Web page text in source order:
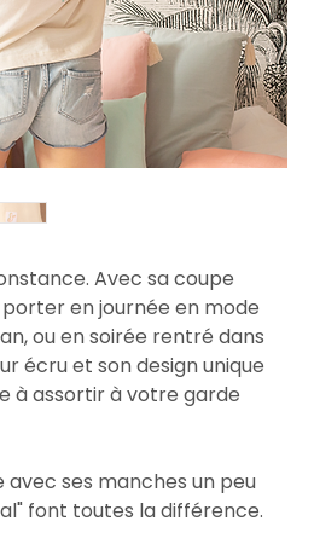
Avec sa coupe
porter en journée en mode
ou en soirée rentré dans
écru et son design unique
à assortir à votre garde
avec ses manches un peu
font toutes la différence.